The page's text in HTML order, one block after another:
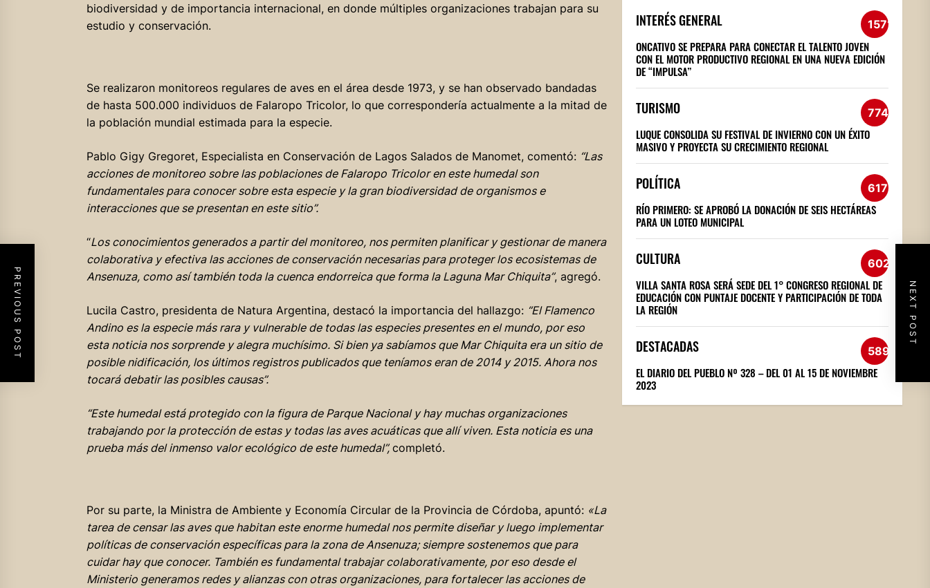
biodiversidad y de importancia internacional, en donde múltiples organizaciones trabajan para su
estudio y conservación.
Se realizaron monitoreos regulares de aves en el área desde 1973, y se han observado bandadas
de hasta 500.000 individuos de Falaropo Tricolor, lo que correspondería actualmente a la mitad de
la población mundial estimada para la especie.
Pablo Gigy Gregoret, Especialista en Conservación de Lagos Salados de Manomet, comentó: “Las
acciones de monitoreo sobre las poblaciones de Falaropo Tricolor en este humedal son
fundamentales para conocer sobre esta especie y la gran biodiversidad de organismos e
interacciones que se presentan en este sitio”.
“Los conocimientos generados a partir del monitoreo, nos permiten planificar y gestionar de manera
colaborativa y efectiva las acciones de conservación necesarias para proteger los ecosistemas de
Ansenuza, como así también toda la cuenca endorreica que forma la Laguna Mar Chiquita”, agregó.
Lucila Castro, presidenta de Natura Argentina, destacó la importancia del hallazgo: “El Flamenco
Andino es la especie más rara y vulnerable de todas las especies presentes en el mundo, por eso
esta noticia nos sorprende y alegra muchísimo. Si bien ya sabíamos que Mar Chiquita era un sitio de
posible nidificación, los últimos registros publicados que teníamos eran de 2014 y 2015. Ahora nos
tocará debatir las posibles causas”.
“Este humedal está protegido con la figura de Parque Nacional y hay muchas organizaciones
trabajando por la protección de estas y todas las aves acuáticas que allí viven. Esta noticia es una
prueba más del inmenso valor ecológico de este humedal”, completó.
Por su parte, la Ministra de Ambiente y Economía Circular de la Provincia de Córdoba, apuntó: «La
tarea de censar las aves que habitan este enorme humedal nos permite diseñar y luego implementar
políticas de conservación específicas para la zona de Ansenuza; siempre sostenemos que para
cuidar hay que conocer. También es fundamental trabajar colaborativamente, por eso desde el
Ministerio generamos redes y alianzas con otras organizaciones, para fortalecer las acciones de
PREVIOUS POST NEXT POST
INTERÉS GENERAL 1571
ONCATIVO SE PREPARA PARA CONECTAR EL TALENTO JOVEN
CON EL MOTOR PRODUCTIVO REGIONAL EN UNA NUEVA EDICIÓN
DE “IMPULSA”
TURISMO 774
LUQUE CONSOLIDA SU FESTIVAL DE INVIERNO CON UN ÉXITO
MASIVO Y PROYECTA SU CRECIMIENTO REGIONAL
POLÍTICA 617
RÍO PRIMERO: SE APROBÓ LA DONACIÓN DE SEIS HECTÁREAS
PARA UN LOTEO MUNICIPAL
CULTURA 602
VILLA SANTA ROSA SERÁ SEDE DEL 1° CONGRESO REGIONAL DE
EDUCACIÓN CON PUNTAJE DOCENTE Y PARTICIPACIÓN DE TODA
LA REGIÓN
DESTACADAS 589
EL DIARIO DEL PUEBLO Nº 328 – DEL 01 AL 15 DE NOVIEMBRE
2023